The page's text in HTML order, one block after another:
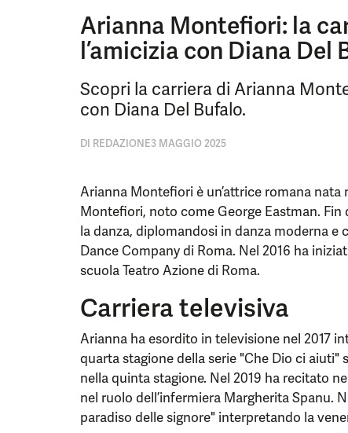
Arianna Montefiori: la
l’amicizia con Diana Del
Scopri la carriera di Arianna
con Diana Del Bufalo.
DI REDAZIONE3 MAGGIO 2025
Arianna Montefiori è un’attrice romana nata
Montefiori, noto come George Eastman.
la danza, diplomandosi in danza moderna e
Dance Company di Roma. Nel 2016 ha
scuola Teatro Azione di Roma.
Carriera televisiva
Arianna ha esordito in televisione nel 2017
quarta stagione della serie "Che Dio ci aiuti"
nella quinta stagione. Nel 2019 ha recitato
nel ruolo dell’infermiera Margherita Spanu.
paradiso delle signore" interpretando la